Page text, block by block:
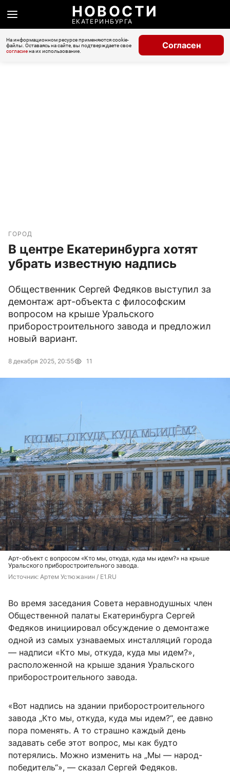
НОВОСТИ
ЕКАТЕРИНБУРГА
На информационном ресурсе применяются cookie-
файлы. Оставаясь на сайте, вы подтверждаете свое
согласиена их использование.
Согласен
ГОРОД
В центре Екатеринбурга хотят
убрать известную надпись
Общественник Сергей Федяков выступил за
демонтаж арт-объекта с философским
вопросом на крыше Уральского
приборостроительного завода и предложил
новый вариант.
8 декабря 2025, 20:55 11
Арт-объект с вопросом «Кто мы, откуда, куда мы идем?» на крыше
Уральского приборостроительного завода.
Источник: Артем Устюжанин / E1.RU
Во время заседания Совета неравнодушных член
Общественной палаты Екатеринбурга Сергей
Федяков инициировал обсуждение о демонтаже
одной из самых узнаваемых инсталляций города
— надписи «Кто мы, откуда, куда мы идем?»,
расположенной на крыше здания Уральского
приборостроительного завода.
«Вот надпись на здании приборостроительного
завода „Кто мы, откуда, куда мы идем?“, ее давно
пора поменять. А то страшно каждый день
задавать себе этот вопрос, мы как будто
потерялись. Можно изменить на „Мы — народ-
победитель“», — сказал Сергей Федяков.